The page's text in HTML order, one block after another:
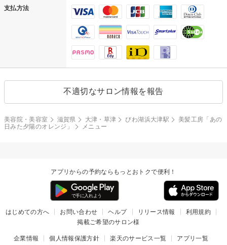
支払方法
不適切なサロン情報を報告
美容院・美容室 滋賀県 大津・草津 びわ湖浜大津駅
美髪工房「あの
日みた夕陽のオレンジ」
メニュー
アプリからの予約ならもっとおトクで便利！
はじめての方へ お問い合わせ ヘルプ リリース情報
利用規約
掲載ご希望のサロン様
企業情報 個人情報保護方針 楽天のサービス一覧 アプリ一覧